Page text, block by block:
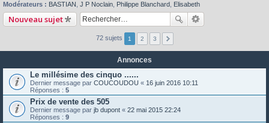
Modérateurs : BASTIAN J P Noclain Philippe Blanchard Elisabeth
Nouveau sujet
72 sujets 1 2 3
Annonces
Le millésime des cinquo ......
Dernier message par COUCOUDOU « 16 juin 2016 10:11
Réponses : 5
Prix de vente des 505
Dernier message par jb dupont « 22 mai 2015 22:24
Réponses : 9